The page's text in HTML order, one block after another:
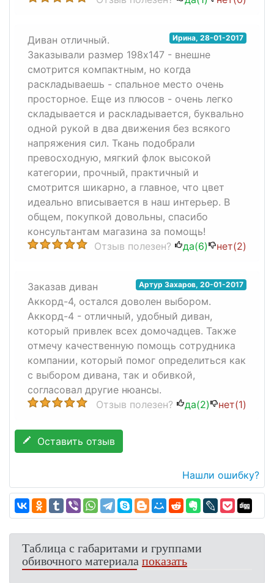
Ирина,28-01-2017
Диван отличный.
Заказывали размер 198х147 - внешне
смотрится компактным, но когда
раскладываешь - спальное место очень
просторное. Еще из плюсов - очень легко
складывается и раскладывается, буквально
одной рукой в два движения без всякого
напряжения сил. Ткань подобрали
превосходную, мягкий флок высокой
категории, прочный, практичный и
смотрится шикарно, а главное, что цвет
идеально вписывается в наш интерьер. В
общем, покупкой довольны, спасибо
консультантам магазина за помощь!
Отзыв полезен?
да(6) нет(2)
Артур Захаров,20-01-2017
Заказав диван
Аккорд-4, остался доволен выбором.
Аккорд-4 - отличный, удобный диван,
который привлек всех домочадцев. Также
отмечу качественную помощь сотрудника
компании, который помог определиться как
с выбором дивана, так и обивкой,
согласовал другие нюансы.
Отзыв полезен?
да(2) нет(1)
Оставить отзыв
Нашли ошибку?
Таблица с габаритами и группами
обивочного материалапоказать